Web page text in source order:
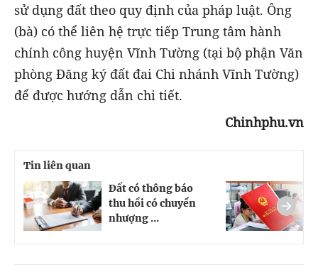
sử dụng đất theo quy định của pháp luật. Ông
(bà) có thể liên hệ trực tiếp Trung tâm hành
chính công huyện Vĩnh Tường (tại bộ phận Văn
phòng Đăng ký đất đai Chi nhánh Vĩnh Tường)
để được hướng dẫn chi tiết.
Chinhphu.vn
Tin liên quan
Đất có thông báo
thu hồi có chuyển
nhượng ...